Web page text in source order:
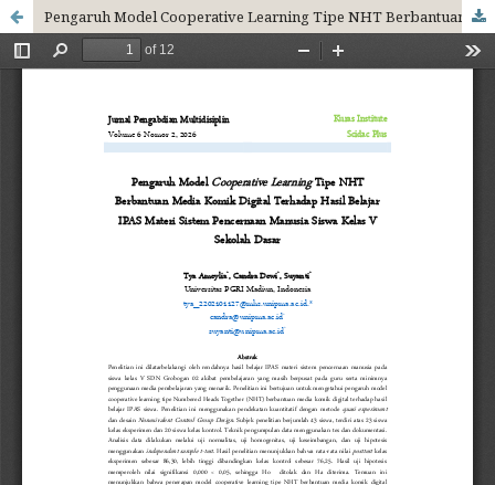
Pengaruh Model Cooperative Learning Tipe NHT Berbantuan Media Komik Digital Terhadap Hasil Belajar IPAS Materi Sistem Pencernaan Manusia Siswa Kelas V Sekolah Dasar